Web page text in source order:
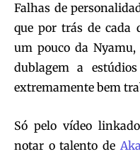
Falhas de
que por trás de cada
um pouco da
dublagem a
extremamente bem
Só pelo vídeo
notar o talento de